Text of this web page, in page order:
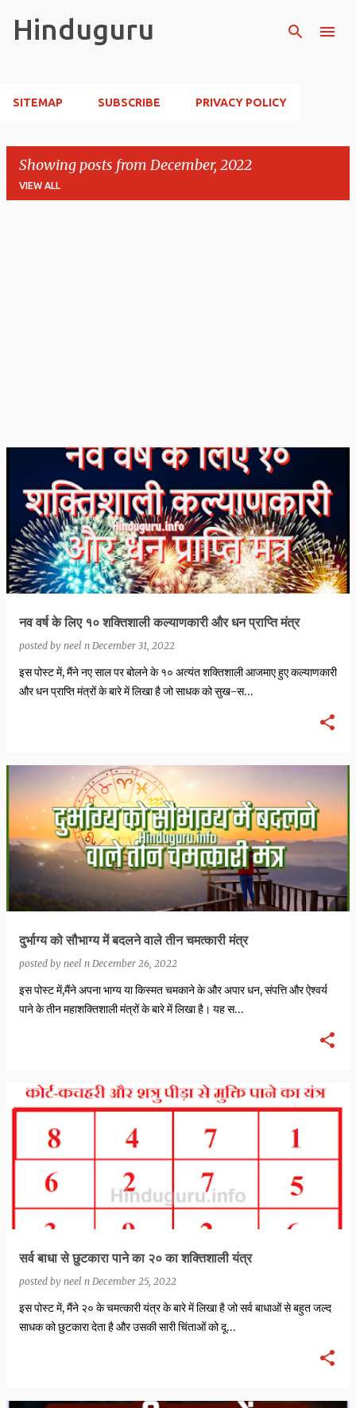
Hinduguru
SITEMAP SUBSCRIBE PRIVACY POLICY
Showing posts from December, 2022
VIEW ALL
नव वर्ष के लिए १० शक्तिशाली कल्याणकारी और धन प्राप्ति मंत्र
posted by neel n December 31, 2022
इस पोस्ट में, मैंने नए साल पर बोलने के १० अत्यंत शक्तिशाली आजमाए हुए कल्याणकारी
और धन प्राप्ति मंत्रों के बारे में लिखा है जो साधक को सुख-स…
दुर्भाग्य को सौभाग्य में बदलने वाले तीन चमत्कारी मंत्र
posted by neel n December 26, 2022
इस पोस्ट में,मैंने अपना भाग्य या किस्मत चमकाने के और अपार धन, संपत्ति और ऐश्वर्य
पाने के तीन महाशक्तिशाली मंत्रों के बारे में लिखा है। यह स…
सर्व बाधा से छुटकारा पाने का २० का शक्तिशाली यंत्र
posted by neel n December 25, 2022
इस पोस्ट में, मैंने २० के चमत्कारी यंत्र के बारे में लिखा है जो सर्व बाधाओं से बहुत जल्द
साधक को छुटकारा देता है और उसकी सारी चिंताओं को दू…